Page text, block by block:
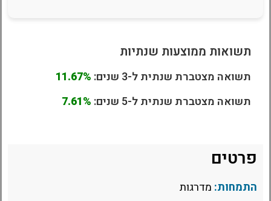
תשואות ממוצעות שנתיות
תשואה מצטברת שנתית ל-3 שנים:
11.67%
תשואה מצטברת שנתית ל-5 שנים:
7.61%
פרטים
התמחות: מדרגות